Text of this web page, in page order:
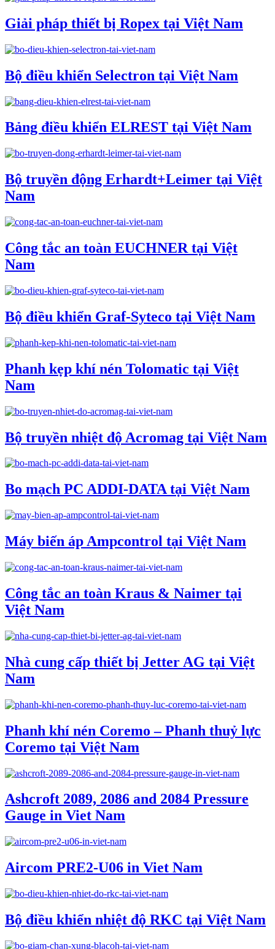
Giải pháp thiết bị Ropex tại Việt Nam
Bộ điều khiển Selectron tại Việt Nam
Bảng điều khiển ELREST tại Việt Nam
Bộ truyền động Erhardt+Leimer tại Việt
Nam
Công tắc an toàn EUCHNER tại Việt
Nam
Bộ điều khiển Graf-Syteco tại Việt Nam
Phanh kẹp khí nén Tolomatic tại Việt
Nam
Bộ truyền nhiệt độ Acromag tại Việt Nam
Bo mạch PC ADDI-DATA tại Việt Nam
Máy biến áp Ampcontrol tại Việt Nam
Công tắc an toàn Kraus & Naimer tại
Việt Nam
Nhà cung cấp thiết bị Jetter AG tại Việt
Nam
Phanh khí nén Coremo – Phanh thuỷ lực
Coremo tại Việt Nam
Ashcroft 2089, 2086 and 2084 Pressure
Gauge in Viet Nam
Aircom PRE2-U06 in Viet Nam
Bộ điều khiển nhiệt độ RKC tại Việt Nam